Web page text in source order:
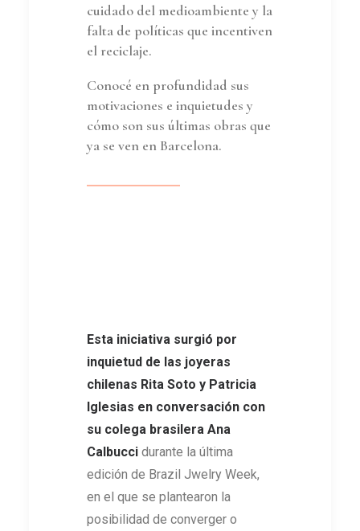
cuidado del medioambiente y la
falta de políticas que incentiven
el reciclaje.
Conocé en profundidad sus
motivaciones e inquietudes y
cómo son sus últimas obras que
ya se ven en Barcelona.
Esta iniciativa surgió por
inquietud de las joyeras
chilenas Rita Soto y Patricia
Iglesias en conversación con
su colega brasilera Ana
Calbucci durante la última
edición de Brazil Jwelry Week,
en el que se plantearon la
posibilidad de converger o